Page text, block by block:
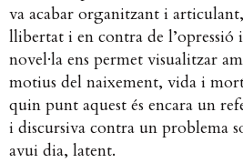
va acabar organitzant i
llibertat i en contra de
novel·la ens permet visualitzar
motius del naixement, vida i
quin punt aquest és encara un
i discursiva contra un problema
avui dia, latent.